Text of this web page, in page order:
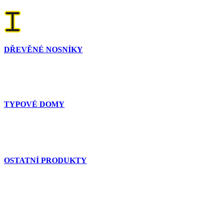
DŘEVĚNÉ NOSNÍKY
TYPOVÉ DOMY
OSTATNÍ PRODUKTY